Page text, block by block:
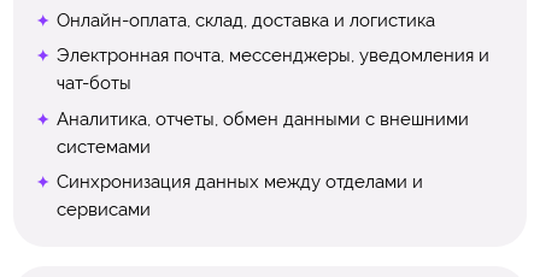
Онлайн-оплата, склад, доставка и логистика
Электронная почта, мессенджеры, уведомления и
чат-боты
Аналитика, отчеты, обмен данными с внешними
системами
Синхронизация данных между отделами и
сервисами